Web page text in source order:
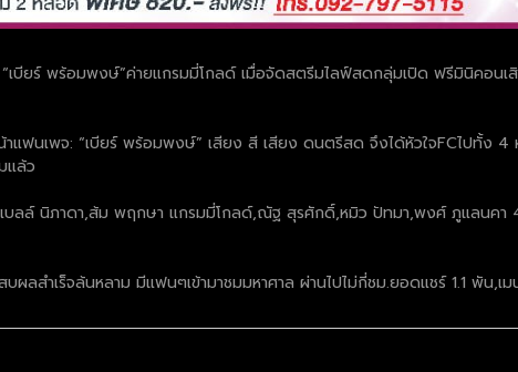
บียร์ พร้อมพงษ์”ค่ายแกรมมี่โกลด์ เมื่อจัดสตรีมไลฟ์สดกลุ่มเปิด ฟรีมินิคอนเ
แฟนเพจ: “เบียร์ พร้อมพงษ์” เสียง สี เสียง ดนตรีสด จึงได้หัวใจFCไปทั้ง 4
แล้ว
ล์ นิภาดา,ส้ม พฤกษา แกรมมี่โกลด์,ณัฐ สุรศักดิ์,หมิว ปัทมา,พงศ์ ภูแลนคา 4
ผลสำเร็จล้นหลาม มีแฟนๆเข้ามาชมมหาศาล ผ่านไปไม่กี่ชม.ยอดแชร์ 1.1 พัน,